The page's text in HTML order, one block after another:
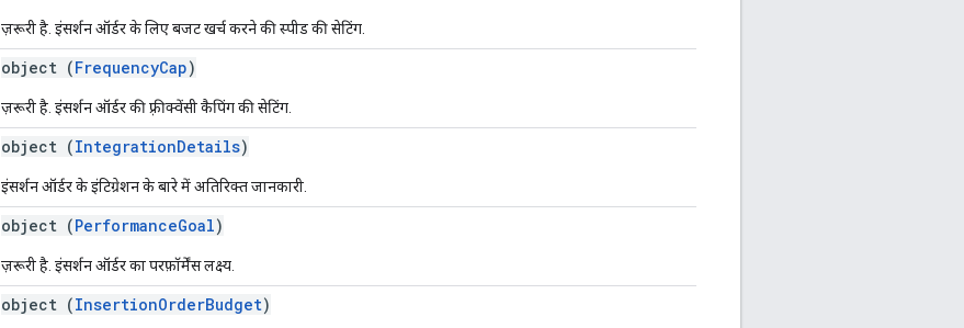
ज़रूरी है. इंसर्शन ऑर्डर के लिए बजट खर्च करने की स्पीड की सेटिंग.
object (FrequencyCap)
ज़रूरी है. इंसर्शन ऑर्डर की फ़्रीक्वेंसी कैपिंग की सेटिंग.
object (IntegrationDetails)
इंसर्शन ऑर्डर के इंटिग्रेशन के बारे में अतिरिक्त जानकारी.
object (PerformanceGoal)
ज़रूरी है. इंसर्शन ऑर्डर का परफ़ॉर्मेंस लक्ष्य.
object (InsertionOrderBudget)